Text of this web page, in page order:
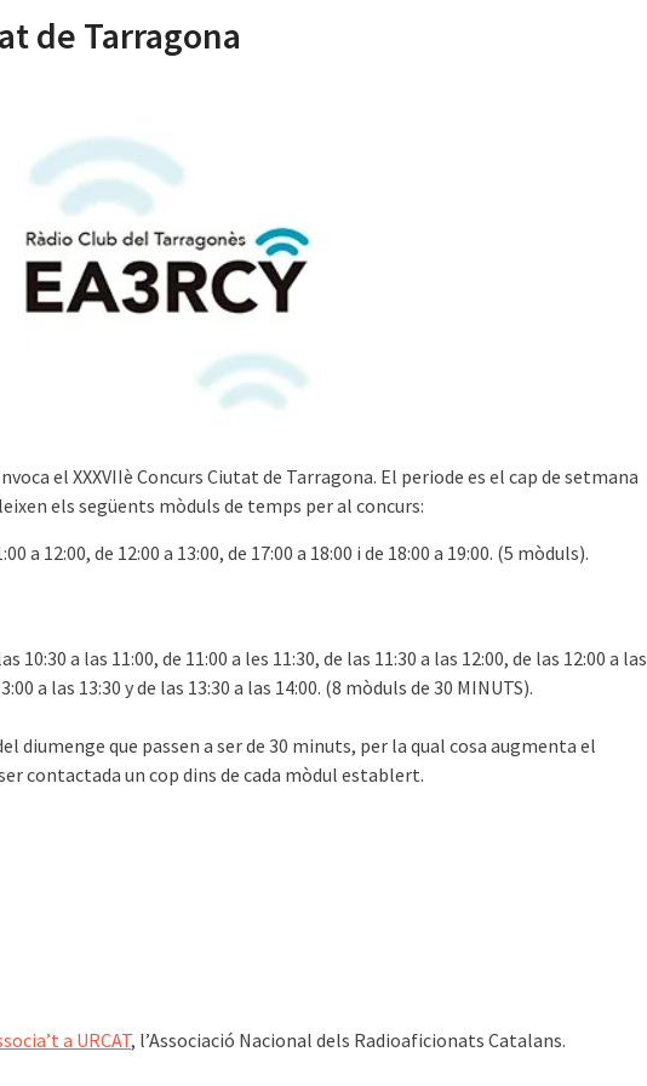
de Tarragona
el XXXVIIè Concurs Ciutat de Tarragona. El periode es el cap de setmana
els següents mòduls de temps per al concurs:
a 12:00, de 12:00 a 13:00, de 17:00 a 18:00 i de 18:00 a 19:00. (5 mòduls).
10:30 a las 11:00, de 11:00 a les 11:30, de las 11:30 a las 12:00, de las 12:00 a las
a las 13:30 y de las 13:30 a las 14:00. (8 mòduls de 30 MINUTS).
diumenge que passen a ser de 30 minuts, per la qual cosa augmenta el
contactada un cop dins de cada mòdul establert.
a URCAT, l’Associació Nacional dels Radioaficionats Catalans.